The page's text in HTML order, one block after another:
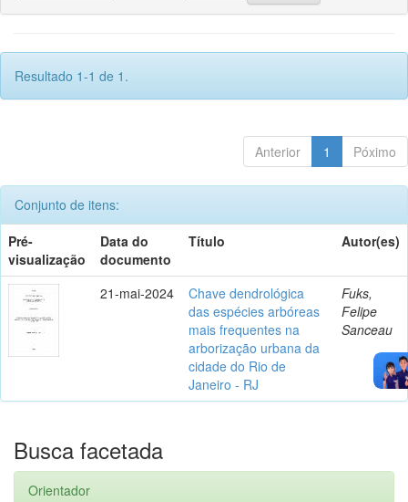
Resultado 1-1 de 1.
Anterior 1 Póximo
Conjunto de itens:
Pré-
visualização
Data do
documento
Título Autor(es)
21-mai-2024
Chave dendrológica
das espécies arbóreas
mais frequentes na
arborização urbana da
cidade do Rio de
Janeiro - RJ
Fuks,
Felipe
Sanceau
Busca facetada
Orientador